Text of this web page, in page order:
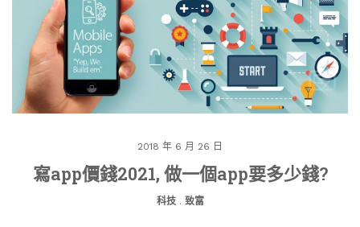
2018 年 6 月 26 日
寫app價錢2021, 做一個app要多少錢?
科技. 致富